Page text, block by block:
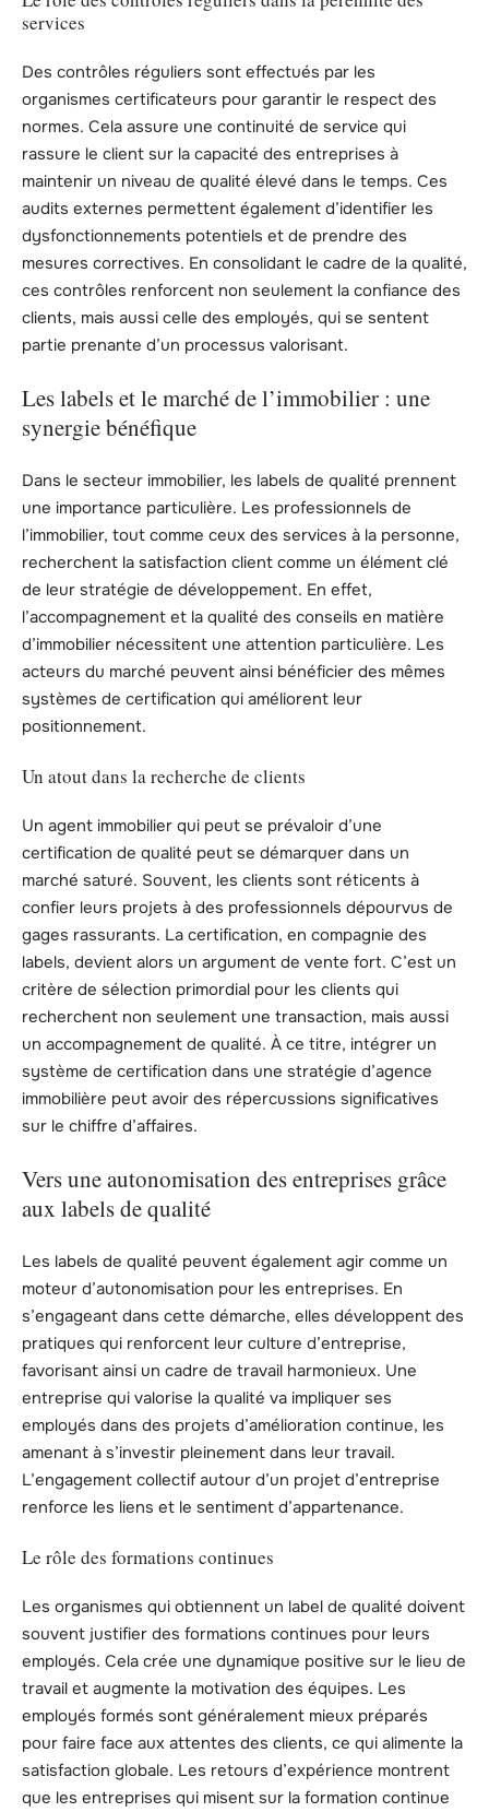
services
Des contrôles réguliers sont effectués par les
organismes certificateurs pour garantir le respect des
normes. Cela assure une continuité de service qui
rassure le client sur la capacité des entreprises à
maintenir un niveau de qualité élevé dans le temps. Ces
audits externes permettent également d’identifier les
dysfonctionnements potentiels et de prendre des
mesures correctives. En consolidant le cadre de la qualité,
ces contrôles renforcent non seulement la confiance des
clients, mais aussi celle des employés, qui se sentent
partie prenante d’un processus valorisant.
Les labels et le marché de l’immobilier : une
synergie bénéfique
Dans le secteur immobilier, les labels de qualité prennent
une importance particulière. Les professionnels de
l’immobilier, tout comme ceux des services à la personne,
recherchent la satisfaction client comme un élément clé
de leur stratégie de développement. En effet,
l’accompagnement et la qualité des conseils en matière
d’immobilier nécessitent une attention particulière. Les
acteurs du marché peuvent ainsi bénéficier des mêmes
systèmes de certification qui améliorent leur
positionnement.
Un atout dans la recherche de clients
Un agent immobilier qui peut se prévaloir d’une
certification de qualité peut se démarquer dans un
marché saturé. Souvent, les clients sont réticents à
confier leurs projets à des professionnels dépourvus de
gages rassurants. La certification, en compagnie des
labels, devient alors un argument de vente fort. C’est un
critère de sélection primordial pour les clients qui
recherchent non seulement une transaction, mais aussi
un accompagnement de qualité. À ce titre, intégrer un
système de certification dans une stratégie d’agence
immobilière peut avoir des répercussions significatives
sur le chiffre d’affaires.
Vers une autonomisation des entreprises grâce
aux labels de qualité
Les labels de qualité peuvent également agir comme un
moteur d’autonomisation pour les entreprises. En
s’engageant dans cette démarche, elles développent des
pratiques qui renforcent leur culture d’entreprise,
favorisant ainsi un cadre de travail harmonieux. Une
entreprise qui valorise la qualité va impliquer ses
employés dans des projets d’amélioration continue, les
amenant à s’investir pleinement dans leur travail.
L’engagement collectif autour d’un projet d’entreprise
renforce les liens et le sentiment d’appartenance.
Le rôle des formations continues
Les organismes qui obtiennent un label de qualité doivent
souvent justifier des formations continues pour leurs
employés. Cela crée une dynamique positive sur le lieu de
travail et augmente la motivation des équipes. Les
employés formés sont généralement mieux préparés
pour faire face aux attentes des clients, ce qui alimente la
satisfaction globale. Les retours d’expérience montrent
que les entreprises qui misent sur la formation continue